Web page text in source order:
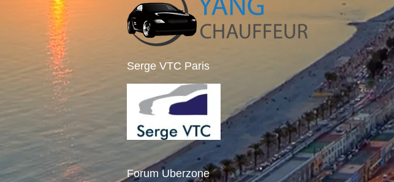
Serge VTC Paris
Forum Uberzone